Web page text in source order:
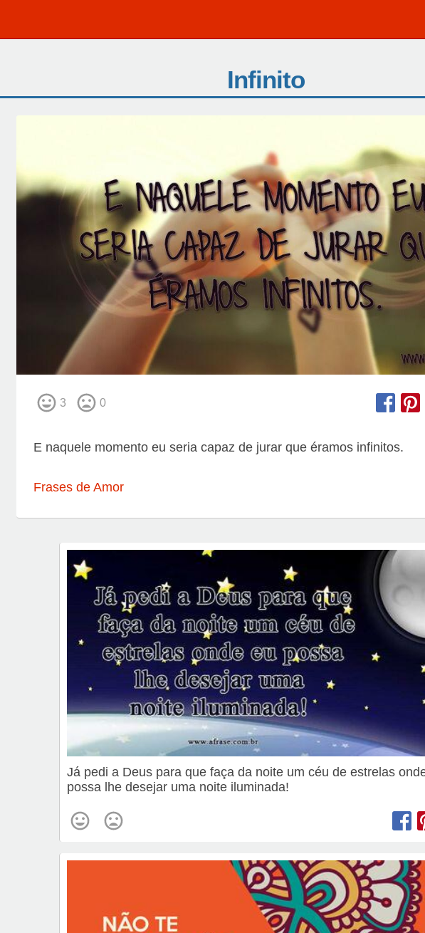
Infinito
3 0
E naquele momento eu seria capaz de jurar que éramos infinitos.
Frases de Amor
Já pedi a Deus para que faça da noite um céu de estrelas
possa lhe desejar uma noite iluminada!